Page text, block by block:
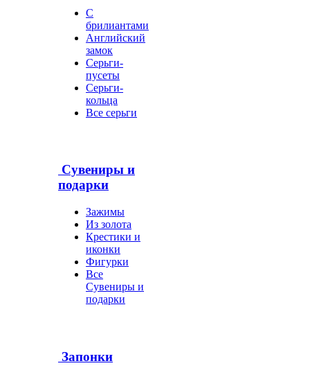
С
брилиантами
Английский
замок
Серьги-
пусеты
Серьги-
кольца
Все серьги
Сувениры и
подарки
Зажимы
Из золота
Крестики и
иконки
Фигурки
Все
Сувениры и
подарки
Запонки